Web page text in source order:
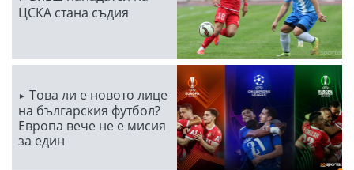
ЦСКА стана съдия
Това ли е новото лице
на българския футбол?
Европа вече не е мисия
за един